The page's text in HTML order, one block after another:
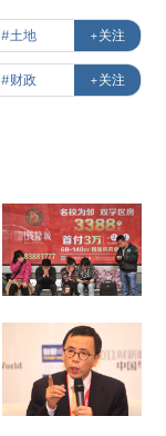
#土地 +关注
#财政 +关注